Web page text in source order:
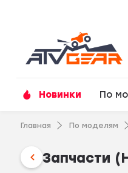
Новинки По
Главная По моделям
Запчасти